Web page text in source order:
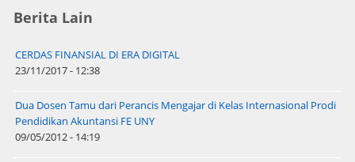
Berita Lain
CERDAS FINANSIAL DI ERA DIGITAL
23/11/2017 - 12:38
Dua Dosen Tamu dari Perancis Mengajar di Kelas Internasional Prodi
Pendidikan Akuntansi FE UNY
09/05/2012 - 14:19